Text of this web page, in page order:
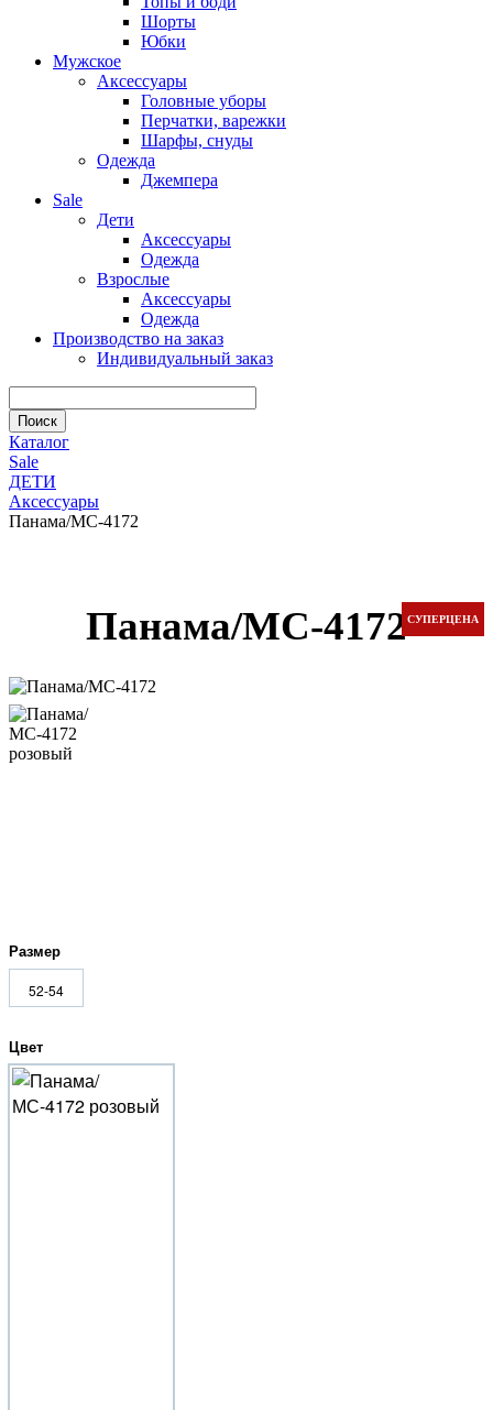
Шорты
Юбки
Мужское
Аксессуары
Головные уборы
Перчатки, варежки
Шарфы, снуды
Одежда
Джемпера
Sale
Дети
Аксессуары
Одежда
Взрослые
Аксессуары
Одежда
Производство на заказ
Индивидуальный заказ
Каталог
Sale
ДЕТИ
Аксессуары
Панама/МС-4172
Панама/МС-4172СУПЕРЦЕНА
Размер
52-54
Цвет